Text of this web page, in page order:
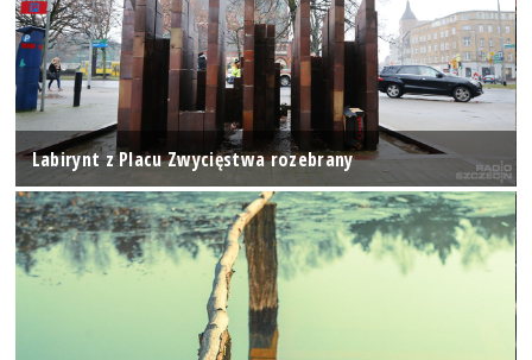
Labirynt z Placu Zwycięstwa rozebrany